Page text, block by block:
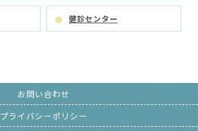
健診センター
お問い合わせ
プライバシーポリシー